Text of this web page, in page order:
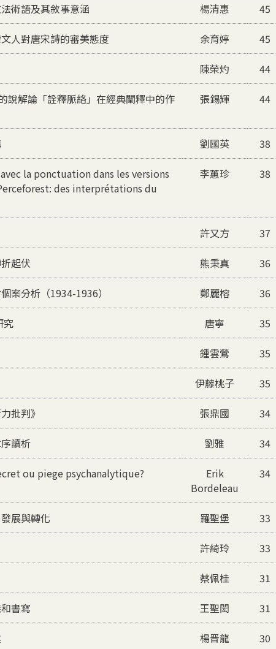
術語及其敘事意涵 楊清惠 45
人對唐宋詩的審美態度 余育婷 45
陳榮灼 44
解論「詮釋脈絡」在經典闡釋中的作
張錫輝 44
劉國英 38
la ponctuation dans les versions
des interprétations du
李蕙珍 38
許又方 37
起伏 熊秉真 36
案分析（1934-1936） 鄭麗榕 36
究 唐寧 35
鍾雲鶯 35
伊藤桃子 35
批判》 張鼎國 34
讀析 劉雅 34
ou piege psychanalytique?
Erik
Bordeleau
34
展與轉化 羅聖堡 33
許綺玲 33
蔡佩桂 31
書寫 王聖閎 31
楊晋龍 30